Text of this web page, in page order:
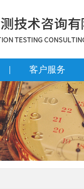
客户服务